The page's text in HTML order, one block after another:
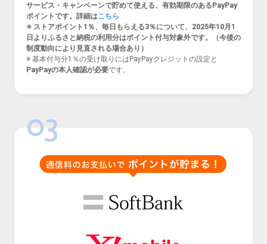
サービス・キャンペーンで貯めて使える、有効期限のあるPayPay
ポイントです。詳細はこちら
※ ストアポイント1％、毎日もらえる3％について、2025年10月1
日よりふるさと納税の利用分はポイント付与対象外です。（今後の
制度動向により見直される場合あり）
※ 基本付与分1％の受け取りにはPayPayクレジットの設定と
PayPayの本人確認が必要です。